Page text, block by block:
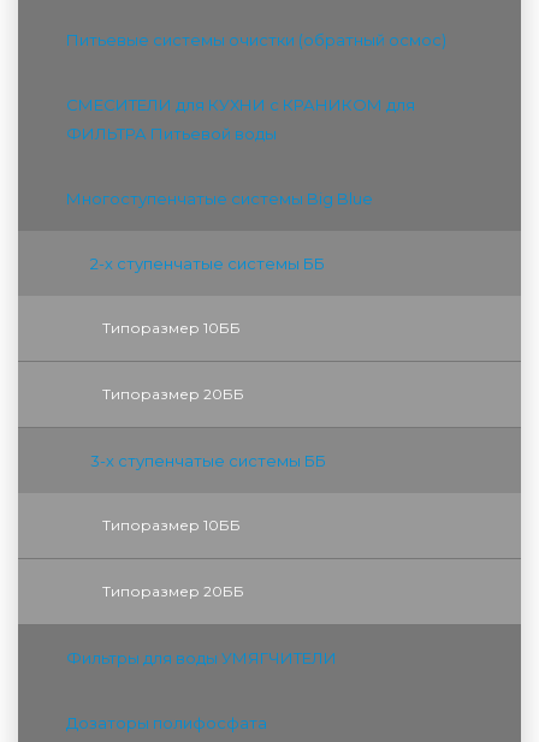
Питьевые системы очистки (обратный осмос)
СМЕСИТЕЛИ для КУХНИ с КРАНИКОМ для
ФИЛЬТРА Питьевой воды
Многоступенчатые системы Big Blue
2-х ступенчатые системы ББ
Типоразмер 10ББ
Типоразмер 20ББ
3-х ступенчатые системы ББ
Типоразмер 10ББ
Типоразмер 20ББ
Фильтры для воды УМЯГЧИТЕЛИ
Дозаторы полифосфата